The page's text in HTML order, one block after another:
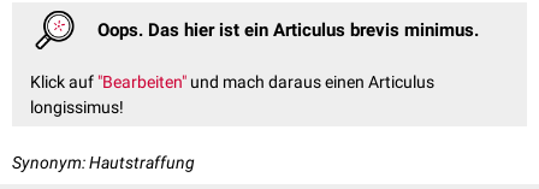
Oops. Das hier ist ein Articulus brevis minimus.
Klick auf "Bearbeiten" und mach daraus einen Articulus
longissimus!
Synonym: Hautstraffung